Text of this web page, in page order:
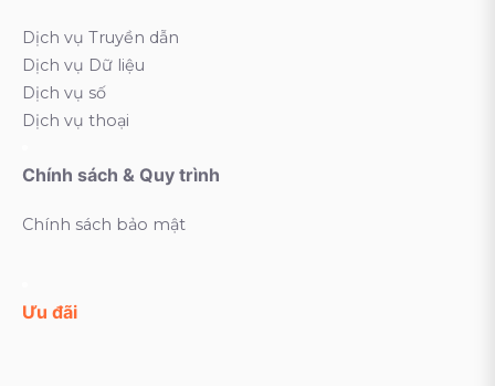
Dịch vụ Truyền dẫn
Dịch vụ Dữ liệu
Dịch vụ số
Dịch vụ thoại
Chính sách & Quy trình
Chính sách bảo mật
Ưu đãi